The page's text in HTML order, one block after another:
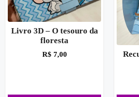
Livro 3D – O tesouro da
floresta
R$ 7,00